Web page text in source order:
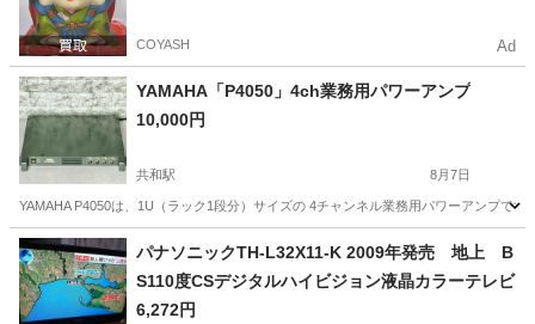
COYASH Ad
YAMAHA「P4050」4ch業務用パワーアンプ
10,000円
共和駅 8月7日
YAMAHA P4050は、1U（ラック1段分）サイズの 4チャンネル業務用パワーアンプで
愛知 大府市 共和駅 家電
パナソニックTH-L32X11-K 2009年発売 地上 B
S110度CSデジタルハイビジョン液晶カラーテレビ
6,272円